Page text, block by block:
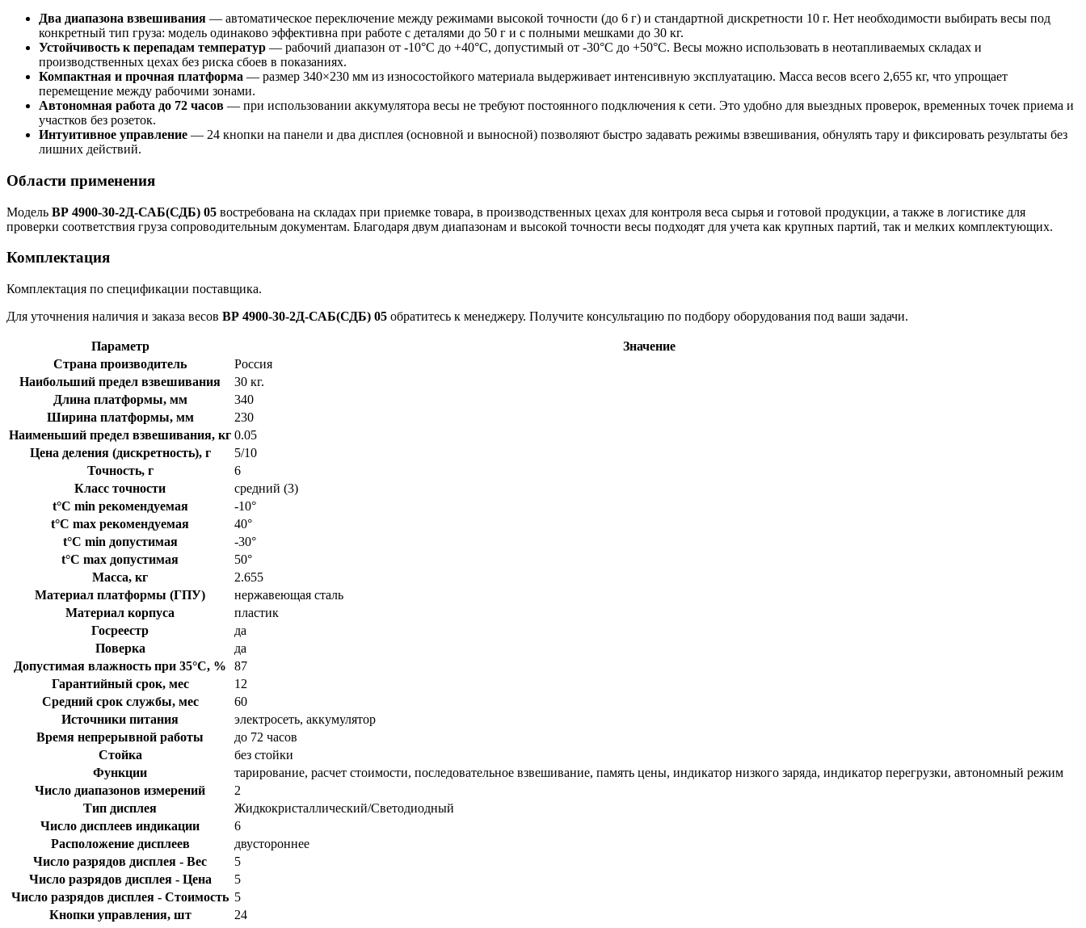
Два диапазона взвешивания — автоматическое переключение между режимами высокой точности (до 6 г) и стандартной дискретности 10 г. Нет необходимости выбирать весы под
конкретный тип груза: модель одинаково эффективна при работе с деталями до 50 г и с полными мешками до 30 кг.
Устойчивость к перепадам температур — рабочий диапазон от -10°C до +40°C, допустимый от -30°C до +50°C. Весы можно использовать в неотапливаемых складах и
производственных цехах без риска сбоев в показаниях.
Компактная и прочная платформа — размер 340×230 мм из износостойкого материала выдерживает интенсивную эксплуатацию. Масса весов всего 2,655 кг, что упрощает
перемещение между рабочими зонами.
Автономная работа до 72 часов — при использовании аккумулятора весы не требуют постоянного подключения к сети. Это удобно для выездных проверок, временных точек приема и
участков без розеток.
Интуитивное управление — 24 кнопки на панели и два дисплея (основной и выносной) позволяют быстро задавать режимы взвешивания, обнулять тару и фиксировать результаты без
лишних действий.
Области применения
Модель ВР 4900-30-2Д-САБ(СДБ) 05 востребована на складах при приемке товара, в производственных цехах для контроля веса сырья и готовой продукции, а также в логистике для
проверки соответствия груза сопроводительным документам. Благодаря двум диапазонам и высокой точности весы подходят для учета как крупных партий, так и мелких комплектующих.
Комплектация
Комплектация по спецификации поставщика.
Для уточнения наличия и заказа весов ВР 4900-30-2Д-САБ(СДБ) 05 обратитесь к менеджеру. Получите консультацию по подбору оборудования под ваши задачи.
Параметр
Значение
Страна производитель
Россия
Наибольший предел взвешивания
30 кг.
Длина платформы, мм
340
Ширина платформы, мм
230
Наименьший предел взвешивания, кг 0.05
Цена деления (дискретность), г
5/10
Точность, г
6
Класс точности
средний (3)
t°C min рекомендуемая
-10°
t°C max рекомендуемая
40°
t°C min допустимая
-30°
t°C max допустимая
50°
Масса, кг
2.655
Материал платформы (ГПУ)
нержавеющая сталь
Материал корпуса
пластик
Госреестр
да
Поверка
да
Допустимая влажность при 35°С, %
87
Гарантийный срок, мес
12
Средний срок службы, мес
60
Источники питания
электросеть, аккумулятор
Время непрерывной работы
до 72 часов
Стойка
без стойки
Функции
тарирование, расчет стоимости, последовательное взвешивание, память цены, индикатор низкого заряда, индикатор перегрузки, автономный режим
Число диапазонов измерений
2
Тип дисплея
Жидкокристаллический/Светодиодный
Число дисплеев индикации
6
Расположение дисплеев
двустороннее
Число разрядов дисплея - Вес
5
Число разрядов дисплея - Цена
5
Число разрядов дисплея - Стоимость 5
Кнопки управления, шт
24